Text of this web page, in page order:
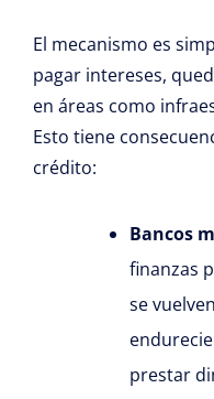
El mecanismo es
pagar intereses,
en áreas como
Esto tiene
crédito:
Bancos
finanzas
se
prestar